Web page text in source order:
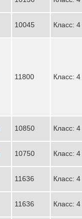
10045 Класс: 4
11800 Класс: 4
10850 Класс: 4
10750 Класс: 4
11636 Класс: 4
11636 Класс: 4